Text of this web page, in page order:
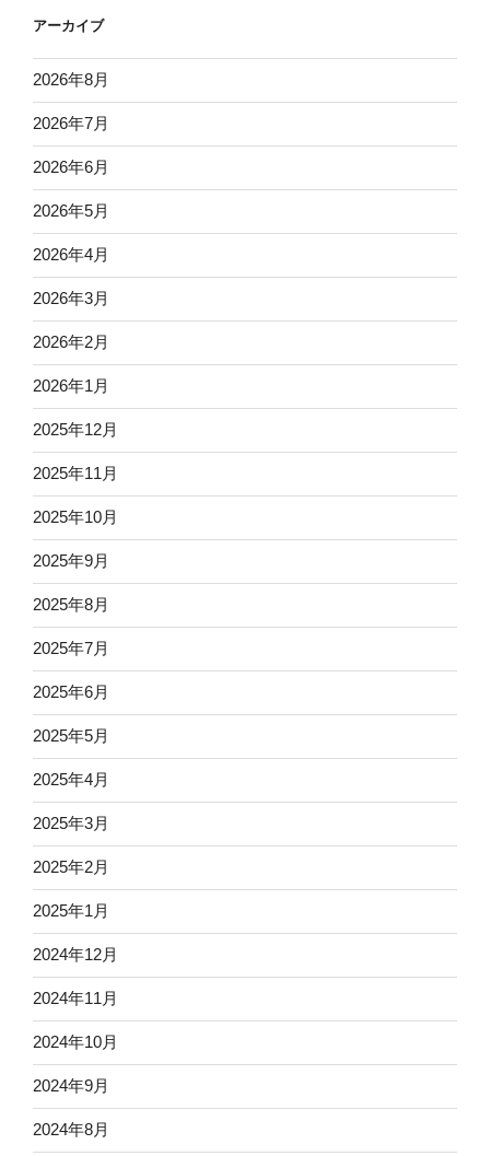
アーカイブ
2026年8月
2026年7月
2026年6月
2026年5月
2026年4月
2026年3月
2026年2月
2026年1月
2025年12月
2025年11月
2025年10月
2025年9月
2025年8月
2025年7月
2025年6月
2025年5月
2025年4月
2025年3月
2025年2月
2025年1月
2024年12月
2024年11月
2024年10月
2024年9月
2024年8月